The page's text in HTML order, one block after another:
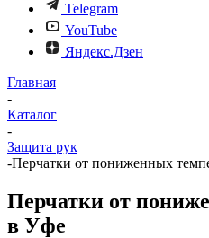
Telegram
YouTube
Яндекс.Дзен
Главная
-
Каталог
-
Защита рук
-Перчатки от пониженных
Перчатки от
в Уфе